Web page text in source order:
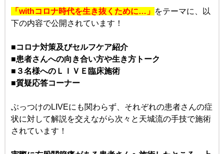
「withコロナ時代を生き抜くために…」 をテーマに、
以
下の内容で公開されています！
■コロナ対策及びセルフケア紹介
■患者さんへの向き合い方や生き方トーク
■３名様へのＬＩＶＥ臨床施術
■質疑応答コーナー
ぶっつけのLIVEにも関わらず、それぞれの患者さんの症
状に対して解説を交えながら次々と天城流の手技で施術
されています！